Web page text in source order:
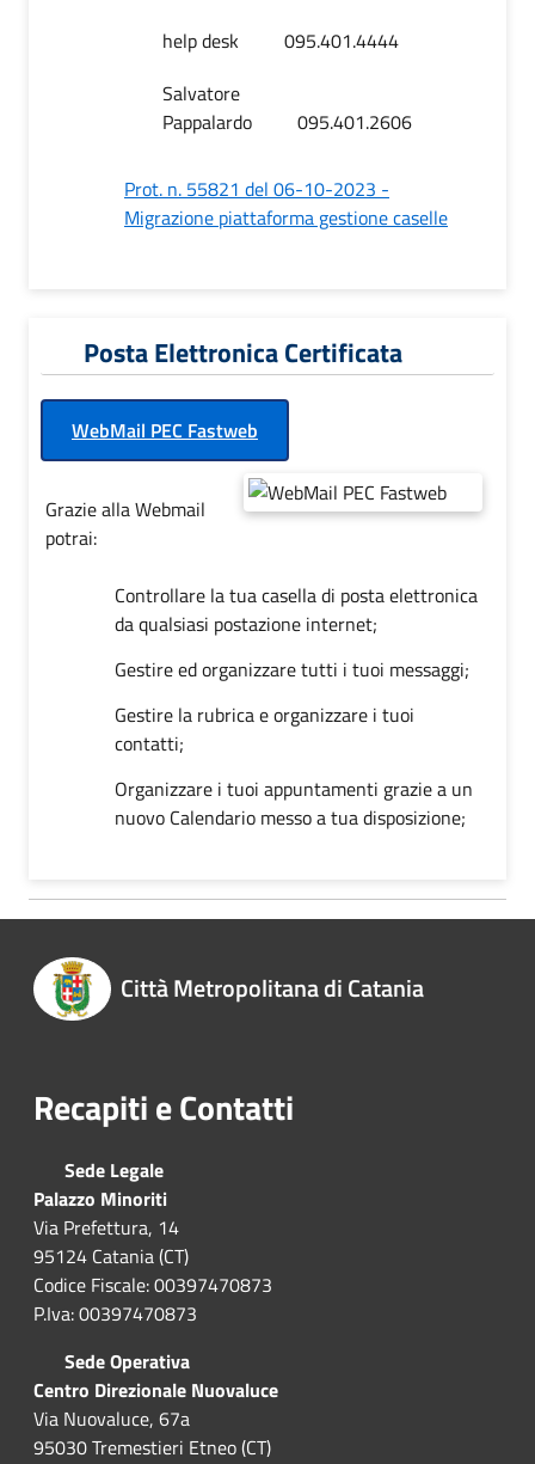
help desk
095.401.4444
Salvatore
Pappalardo
095.401.2606
Prot. n. 55821 del 06-10-2023 -
Migrazione piattaforma gestione caselle
Posta Elettronica Certificata
WebMail PEC Fastweb
Grazie alla Webmail
potrai:
Controllare la tua casella di posta elettronica
da qualsiasi postazione internet;
Gestire ed organizzare tutti i tuoi messaggi;
Gestire la rubrica e organizzare i tuoi
contatti;
Organizzare i tuoi appuntamenti grazie a un
nuovo Calendario messo a tua disposizione;
Città Metropolitana di Catania
Recapiti e Contatti
Sede Legale
Palazzo Minoriti
Via Prefettura, 14
95124 Catania (CT)
Codice Fiscale: 00397470873
P.Iva: 00397470873
Sede Operativa
Centro Direzionale Nuovaluce
Via Nuovaluce, 67a
95030 Tremestieri Etneo (CT)